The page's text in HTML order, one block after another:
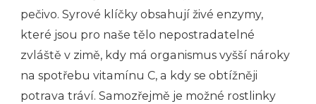
pečivo. Syrové klíčky obsahují živé enzymy,
které jsou pro naše tělo nepostradatelné
zvláště v zimě, kdy má organismus vyšší nároky
na spotřebu vitamínu C, a kdy se obtížněji
potrava tráví. Samozřejmě je možné rostlinky